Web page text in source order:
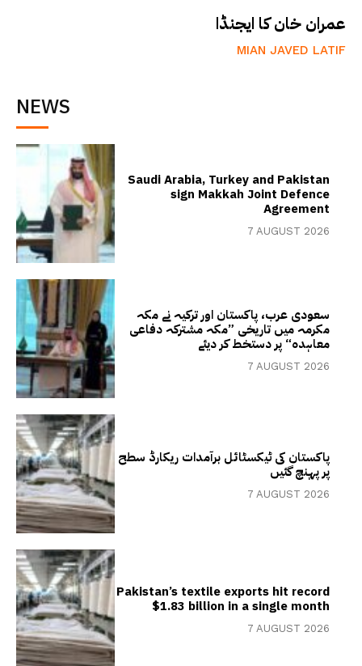
عمران خان کا ایجنڈا
MIAN JAVED LATIF
NEWS
Saudi Arabia, Turkey and Pakistan
sign Makkah Joint Defence
Agreement
7 AUGUST 2026
سعودی عرب، پاکستان اور ترکیہ نے مکہ
مکرمہ میں تاریخی ”مکہ مشترکہ دفاعی
معاہدہ“ پر دستخط کر دیئے
7 AUGUST 2026
پاکستان کی ٹیکسٹائل برآمدات ریکارڈ سطح
پر پہنچ گئیں
7 AUGUST 2026
Pakistan’s textile exports hit record
$1.83 billion in a single month
7 AUGUST 2026